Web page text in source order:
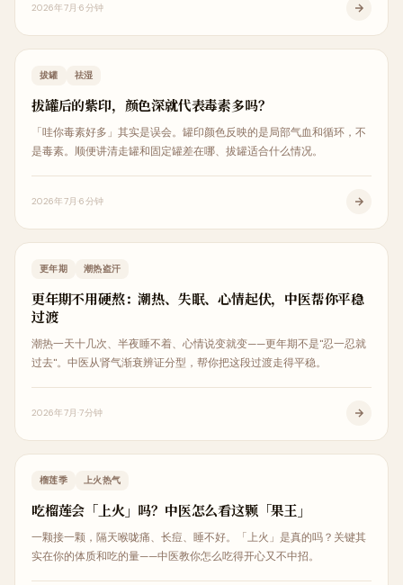
2026年7月6分钟
中医治疗
拔罐 祛湿
拔罐后的紫印，颜色深就代表毒素多吗？
「哇你毒素好多」其实是误会。罐印颜色反映的是局部气血和循环，不
是毒素。顺便讲清走罐和固定罐差在哪、拔罐适合什么情况。
2026年7月6分钟
女性健康
更年期 潮热盗汗
更年期不用硬熬：潮热、失眠、心情起伏，中医帮你平稳
过渡
潮热一天十几次、半夜睡不着、心情说变就变——更年期不是"忍一忍就
过去"。中医从肾气渐衰辨证分型，帮你把这段过渡走得平稳。
2026年7月7分钟
生活调理
榴莲季 上火热气
吃榴莲会「上火」吗？中医怎么看这颗「果王」
一颗接一颗，隔天喉咙痛、长痘、睡不好。「上火」是真的吗？关键其
实在你的体质和吃的量——中医教你怎么吃得开心又不中招。